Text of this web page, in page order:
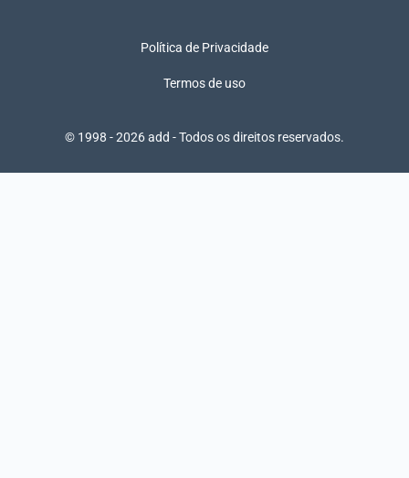
© 1998 - 2026 add - Todos os direitos reservados.
Política de Privacidade
Termos de uso